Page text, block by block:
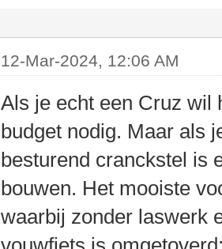
12-Mar-2024, 12:06 AM
Als je echt een Cruz wil
budget nodig. Maar als
besturend cranckstel is
bouwen. Het mooiste
waarbij zonder laswerk